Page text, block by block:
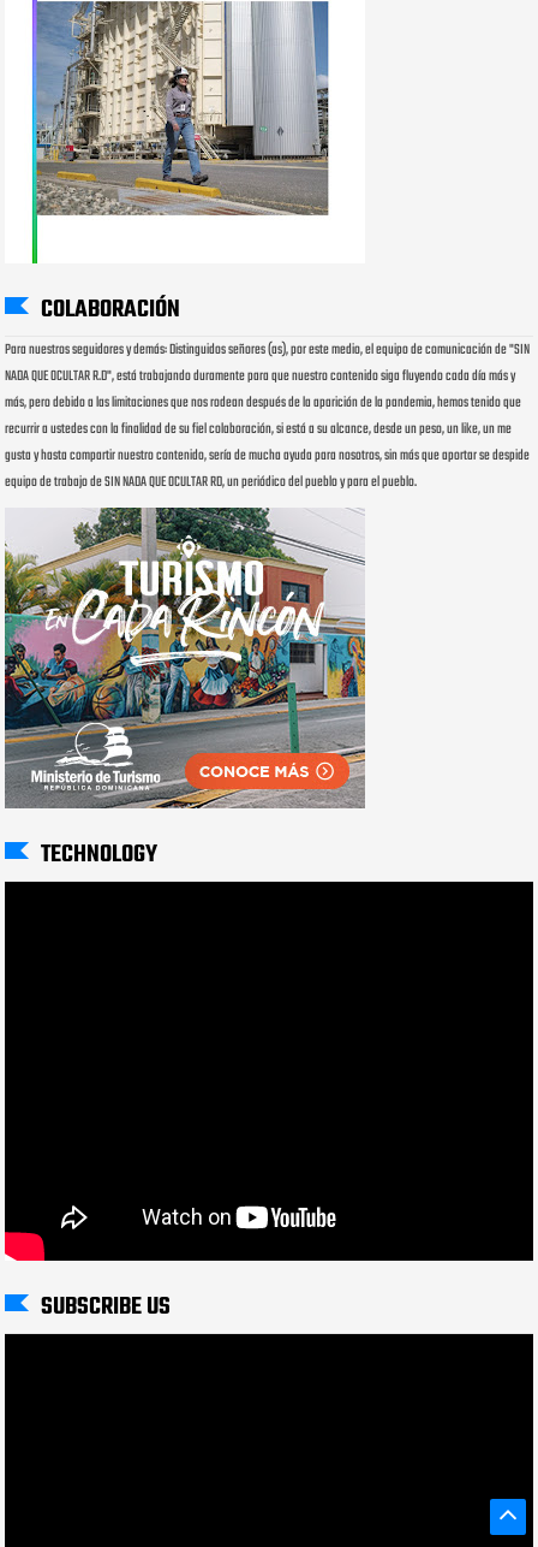
COLABORACIÓN
Para nuestros seguidores y demás: Distinguidos señores (as), por este medio, el equipo de comunicación de "SIN
NADA QUE OCULTAR R.D", está trabajando duramente para que nuestro contenido siga fluyendo cada día más y
más, pero debido a las limitaciones que nos rodean después de la aparición de la pandemia, hemos tenido que
recurrir a ustedes con la finalidad de su fiel colaboración, si está a su alcance, desde un peso, un like, un me
gusta y hasta compartir nuestro contenido, sería de mucha ayuda para nosotros, sin más que aportar se despide
equipo de trabajo de SIN NADA QUE OCULTAR RD, un periódico del pueblo y para el pueblo.
TECHNOLOGY
SUBSCRIBE US